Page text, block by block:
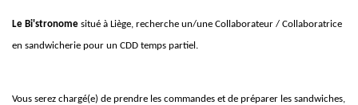
Le Bi'stronome situé à Liège, recherche un/une Collaborateur / Collaboratrice
en sandwicherie pour un CDD temps partiel.
Vous serez chargé(e) de prendre les commandes et de préparer les sandwiches,